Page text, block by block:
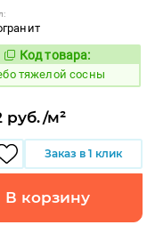
1122847
Код товара:
тяжелой сосны
руб./м²
Заказ в 1 клик
В корзину